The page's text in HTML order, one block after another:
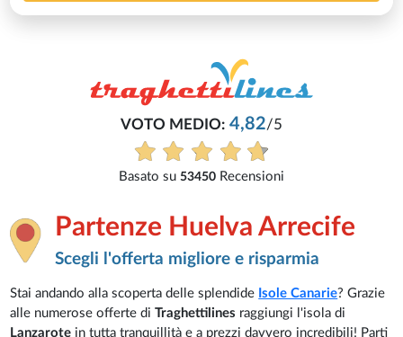
VOTO MEDIO:4,82/5
53450Recensioni
Partenze Huelva Arrecife
Scegli l'offerta migliore e risparmia
Stai andando alla scoperta delle splendide Isole Canarie? Grazie
alle numerose offerte diTraghettilines raggiungi l'isola di
Lanzarote in tutta tranquillità e a prezzi davvero incredibili! Parti